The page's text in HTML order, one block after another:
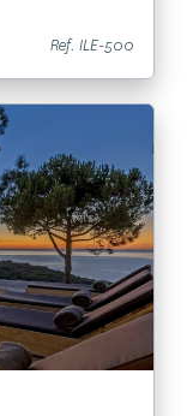
Ref. ILE-500